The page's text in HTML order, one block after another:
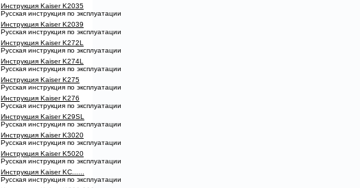
Инструкция Kaiser K2035
Русская инструкция по эксплуатации
Инструкция Kaiser K2039
Русская инструкция по эксплуатации
Инструкция Kaiser K272L
Русская инструкция по эксплуатации
Инструкция Kaiser K274L
Русская инструкция по эксплуатации
Инструкция Kaiser K275
Русская инструкция по эксплуатации
Инструкция Kaiser K276
Русская инструкция по эксплуатации
Инструкция Kaiser K29SL
Русская инструкция по эксплуатации
Инструкция Kaiser K3020
Русская инструкция по эксплуатации
Инструкция Kaiser K5020
Русская инструкция по эксплуатации
Инструкция Kaiser KC......
Русская инструкция по эксплуатации